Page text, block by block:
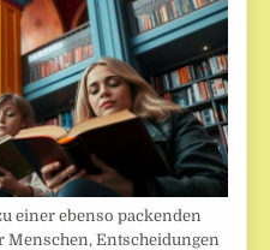
einer ebenso packenden
Menschen, Entscheidungen